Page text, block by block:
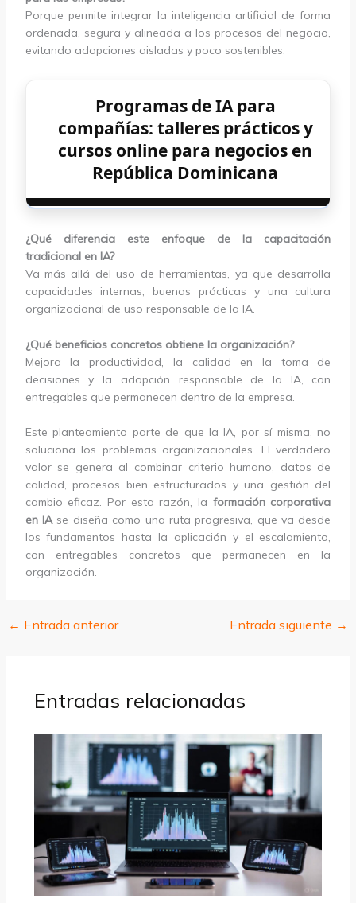
Porque permite integrar la inteligencia artificial de forma
ordenada, segura y alineada a los procesos del negocio,
evitando adopciones aisladas y poco sostenibles.
Programas de IA para
compañías: talleres prácticos y
cursos online para negocios en
República Dominicana
¿Qué diferencia este enfoque de la capacitación
tradicional en IA?
Va más allá del uso de herramientas, ya que desarrolla
capacidades internas, buenas prácticas y una cultura
organizacional de uso responsable de la IA.
¿Qué beneficios concretos obtiene la organización?
Mejora la productividad, la calidad en la toma de
decisiones y la adopción responsable de la IA, con
entregables que permanecen dentro de la empresa.
Este planteamiento parte de que la IA, por sí misma, no
soluciona los problemas organizacionales. El verdadero
valor se genera al combinar criterio humano, datos de
calidad, procesos bien estructurados y una gestión del
cambio eficaz. Por esta razón, la formación corporativa
en IAse diseña como una ruta progresiva, que va desde
los fundamentos hasta la aplicación y el escalamiento,
con entregables concretos que permanecen en la
organización.
← Entrada anterior Entrada siguiente →
Entradas relacionadas